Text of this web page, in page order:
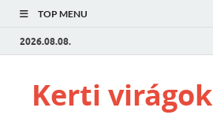
TOP MENU
2026.08.08.
Kerti virágok